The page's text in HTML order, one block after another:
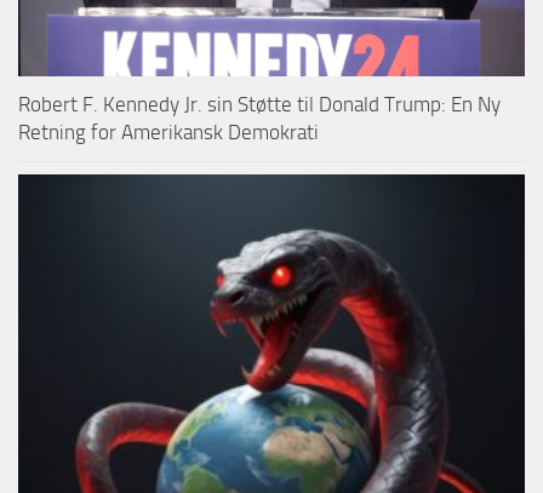
Robert F. Kennedy Jr. sin Støtte til Donald Trump: En Ny
Retning for Amerikansk Demokrati